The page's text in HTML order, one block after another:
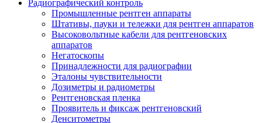
Радиографический контроль
Промышленные рентген аппараты
Штативы, пауки и тележки для рентген аппаратов
Высоковольтные кабели для рентгеновских
аппаратов
Негатоскопы
Принадлежности для радиографии
Эталоны чувствительности
Дозиметры и радиометры
Рентгеновская пленка
Проявитель и фиксаж рентгеновский
Денситометры